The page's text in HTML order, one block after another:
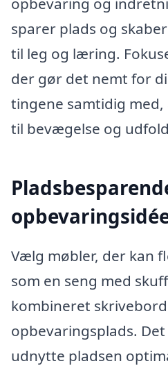
sparer plads og
til leg og læring.
der gør det nemt for
tingene samtidig
til bevægelse og
Vælg møbler, der kan
som en seng med
kombineret
opbevaringsplads.
udnytte pladsen